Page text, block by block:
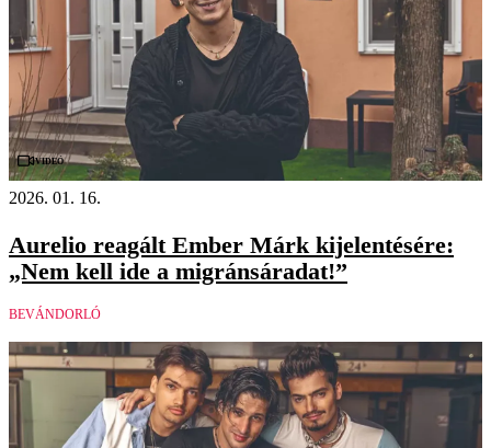
Videó
2026. 01. 16.
Aurelio reagált Ember Márk kijelentésére:
„Nem kell ide a migránsáradat!”
BEVÁNDORLÓ